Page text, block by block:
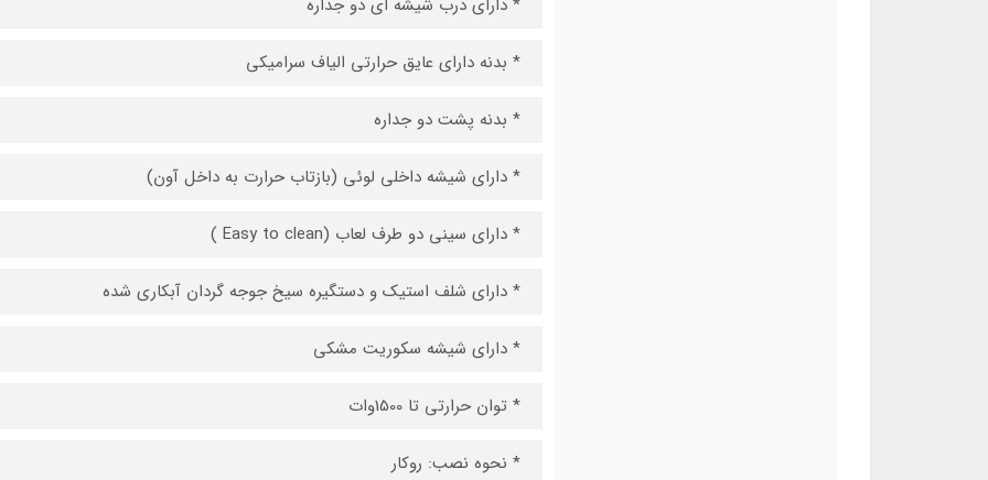
* دارای درب شیشه ای دو جداره
* بدنه دارای عایق حرارتی الیاف سرامیکی
* بدنه پشت دو جداره
* دارای شیشه داخلی لوئی (بازتاب حرارت به داخل آون)
* دارای سینی دو طرف لعاب (Easy to clean )
* دارای شلف استیک و دستگیره سیخ جوجه گردان آبکاری شده
* دارای شیشه سکوریت مشکی
* توان حرارتی تا 1500وات
* نحوه نصب: روکار